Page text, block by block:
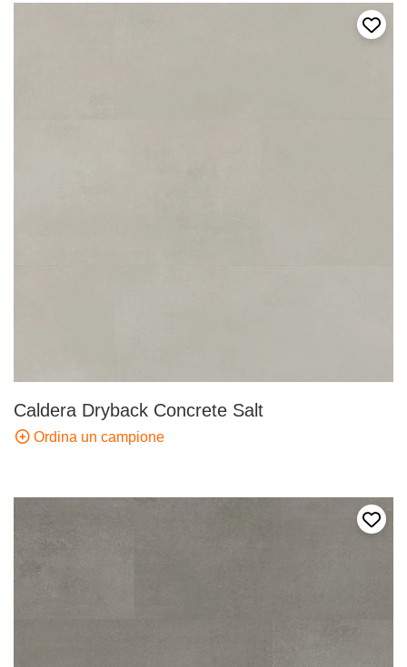
Caldera Dryback Concrete Salt
Ordina un campione